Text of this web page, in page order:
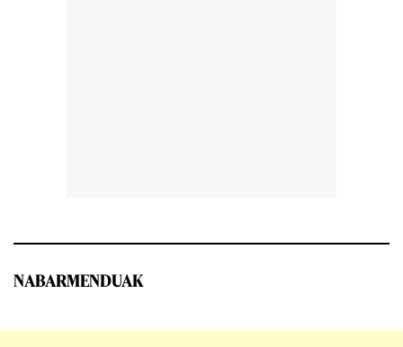
NABARMENDUAK